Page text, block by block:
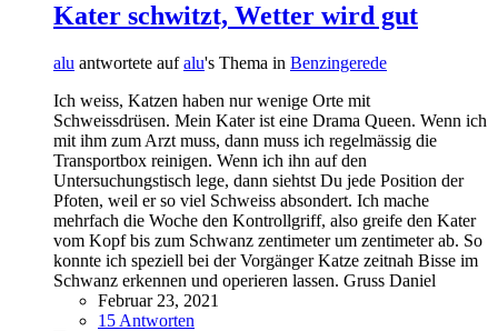
Kater schwitzt, Wetter wird gut
alu antwortete aufalu's Thema in Benzingerede
Ich weiss, Katzen haben nur wenige Orte mit
Schweissdrüsen. Mein Kater ist eine Drama Queen. Wenn ich
mit ihm zum Arzt muss, dann muss ich regelmässig die
Transportbox reinigen. Wenn ich ihn auf den
Untersuchungstisch lege, dann siehtst Du jede Position der
Pfoten, weil er so viel Schweiss absondert. Ich mache
mehrfach die Woche den Kontrollgriff, also greife den Kater
vom Kopf bis zum Schwanz zentimeter um zentimeter ab. So
konnte ich speziell bei der Vorgänger Katze zeitnah Bisse im
Schwanz erkennen und operieren lassen. Gruss Daniel
Februar 23, 2021
15 Antworten